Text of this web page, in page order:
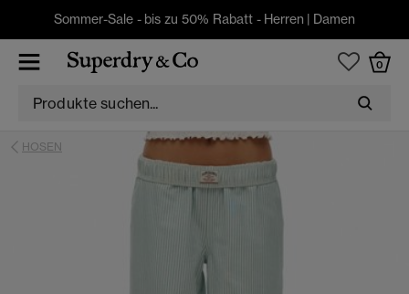
Sommer-Sale - bis zu 50% Rabatt - Herren | Damen
0
HOSEN